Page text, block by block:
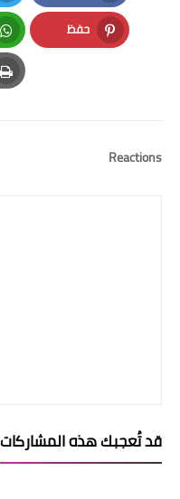
Facebook
حفظ
Pinterest
Reactions
قد تُعجبك هذه المشاركات